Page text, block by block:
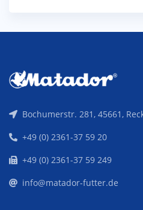
Bochumerstr. 281, 45661,
+49 (0) 2361-37 59 20
+49 (0) 2361-37 59 249
info@matador-futter.de